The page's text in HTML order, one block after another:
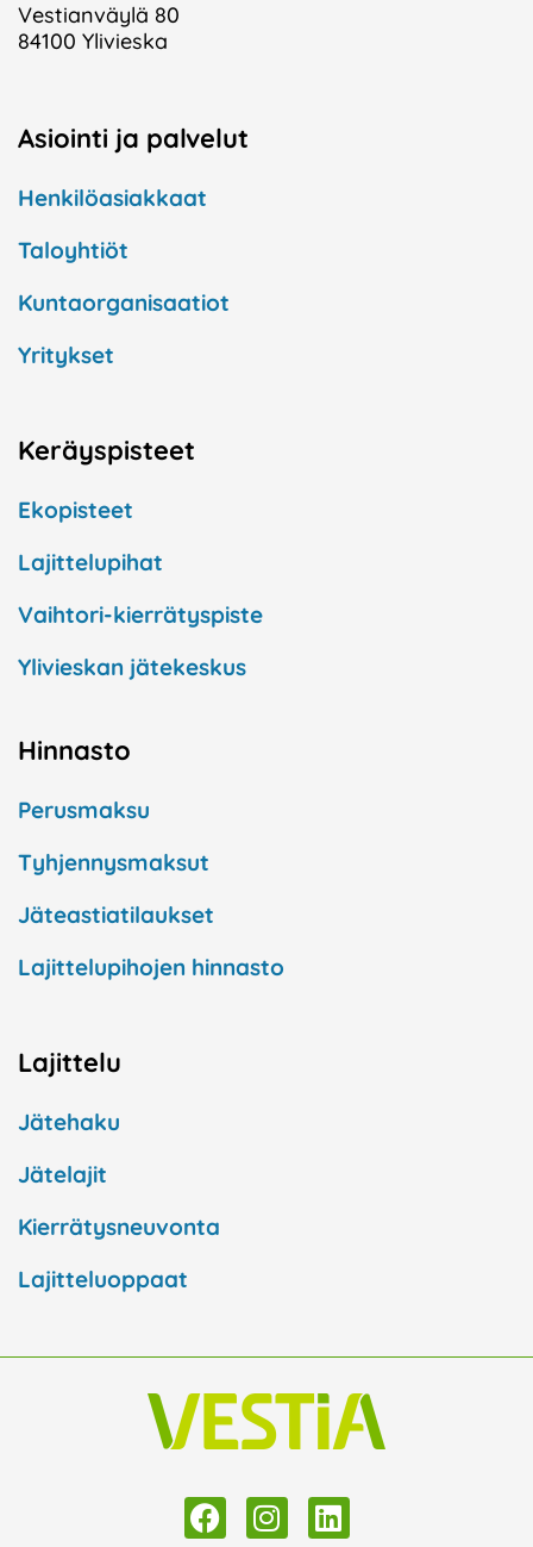
Vestianväylä 80
84100 Ylivieska
Asiointi ja palvelut
Henkilöasiakkaat
Taloyhtiöt
Kuntaorganisaatiot
Yritykset
Keräyspisteet
Ekopisteet
Lajittelupihat
Vaihtori-kierrätyspiste
Ylivieskan jätekeskus
Hinnasto
Perusmaksu
Tyhjennysmaksut
Jäteastiatilaukset
Lajittelupihojen hinnasto
Lajittelu
Jätehaku
Jätelajit
Kierrätysneuvonta
Lajitteluoppaat
a
n
i